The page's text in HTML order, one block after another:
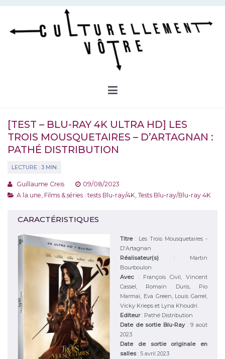
Aller
contenu
[TEST – BLU-RAY 4K ULTRA HD] LES
TROIS MOUSQUETAIRES – D’ARTAGNAN :
PATHÉ DISTRIBUTION
Guillaume Creis
09/08/2023
A la une Films & séries : tests Blu-ray/4K Tests Blu-ray/Blu-ray 4K
CARACTÉRISTIQUES
Titre: Les Trois Mousquetaires -
D'Artagnan
Réalisateur(s): Martin
Bourboulon
Avec: François Civil, Vincent
Cassel, Romain Duris, Pio
Marmaï, Eva Green, Louis Garrel,
Vicky Krieps et Lyna Khoudri.
Editeur: Pathé Distribution
Date de sortie Blu-Ray : 9 août
2023
Date de sortie originale en
salles: 5 avril 2023